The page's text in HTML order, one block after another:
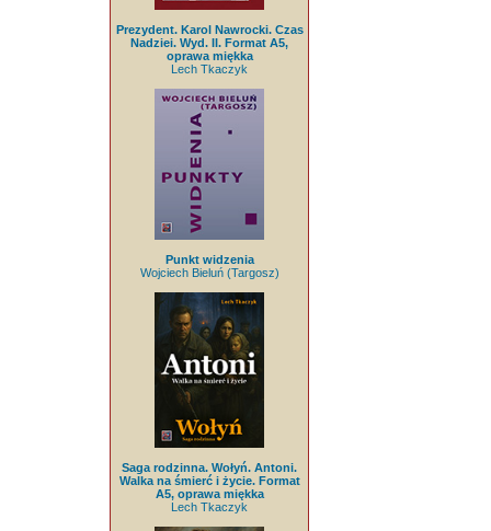
Prezydent. Karol Nawrocki. Czas
Nadziei. Wyd. II. Format A5,
oprawa miękka
Lech Tkaczyk
Punkt widzenia
Wojciech Bieluń (Targosz)
Saga rodzinna. Wołyń. Antoni.
Walka na śmierć i życie. Format
A5, oprawa miękka
Lech Tkaczyk